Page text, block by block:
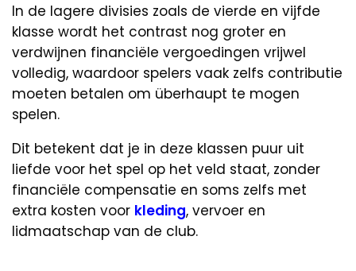
In de lagere divisies zoals de vierde en vijfde
klasse wordt het contrast nog groter en
verdwijnen financiële vergoedingen vrijwel
volledig, waardoor spelers vaak zelfs contributie
moeten betalen om überhaupt te mogen
spelen.
Dit betekent dat je in deze klassen puur uit
liefde voor het spel op het veld staat, zonder
financiële compensatie en soms zelfs met
extra kosten voor kleding, vervoer en
lidmaatschap van de club.